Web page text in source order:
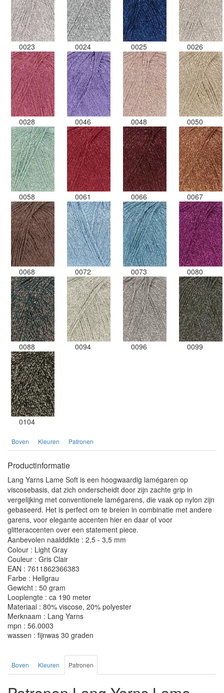
0023 0024 0025 0026
0028 0046 0048 0050
0058 0061 0066 0067
0068 0072 0073 0080
0088 0094 0096 0099
0104
Boven Kleuren Patronen
Productinformatie
Lang Yarns Lame Soft is een hoogwaardig lamégaren op
viscosebasis, dat zich onderscheidt door zijn zachte grip in
vergelijking met conventionele lamégarens, die vaak op nylon zijn
gebaseerd. Het is perfect om te breien in combinatie met andere
garens, voor elegante accenten hier en daar of voor
glitteraccenten over een statement piece.
Aanbevolen naalddikte : 2,5 - 3,5 mm
Colour : Light Gray
Couleur : Gris Clair
EAN : 7611862366383
Farbe : Hellgrau
Gewicht : 50 gram
Looplengte : ca 190 meter
Materiaal : 80% viscose, 20% polyester
Merknaam : Lang Yarns
mpn : 56.0003
wassen : fijnwas 30 graden
Boven Kleuren Patronen